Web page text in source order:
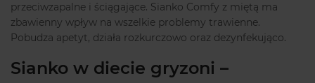
przeciwzapalne i ściągające. Sianko Comfy z miętą ma
zbawienny wpływ na wszelkie problemy trawienne.
Pobudza apetyt, działa rozkurczowo oraz dezynfekująco.
Sianko w diecie gryzoni –